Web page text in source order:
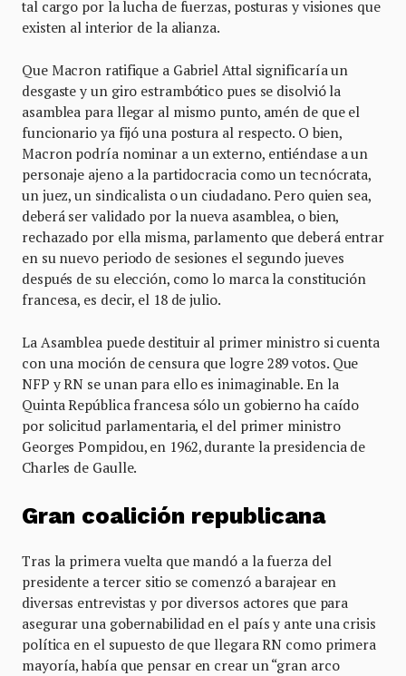
tal cargo por la lucha de fuerzas, posturas y visiones que
existen al interior de la alianza.
Que Macron ratifique a Gabriel Attal significaría un
desgaste y un giro estrambótico pues se disolvió la
asamblea para llegar al mismo punto, amén de que el
funcionario ya fijó una postura al respecto. O bien,
Macron podría nominar a un externo, entiéndase a un
personaje ajeno a la partidocracia como un tecnócrata,
un juez, un sindicalista o un ciudadano. Pero quien sea,
deberá ser validado por la nueva asamblea, o bien,
rechazado por ella misma, parlamento que deberá entrar
en su nuevo periodo de sesiones el segundo jueves
después de su elección, como lo marca la constitución
francesa, es decir, el 18 de julio.
La Asamblea puede destituir al primer ministro si cuenta
con una moción de censura que logre 289 votos. Que
NFP y RN se unan para ello es inimaginable. En la
Quinta República francesa sólo un gobierno ha caído
por solicitud parlamentaria, el del primer ministro
Georges Pompidou, en 1962, durante la presidencia de
Charles de Gaulle.
Gran coalición republicana
Tras la primera vuelta que mandó a la fuerza del
presidente a tercer sitio se comenzó a barajear en
diversas entrevistas y por diversos actores que para
asegurar una gobernabilidad en el país y ante una crisis
política en el supuesto de que llegara RN como primera
mayoría, había que pensar en crear un “gran arco